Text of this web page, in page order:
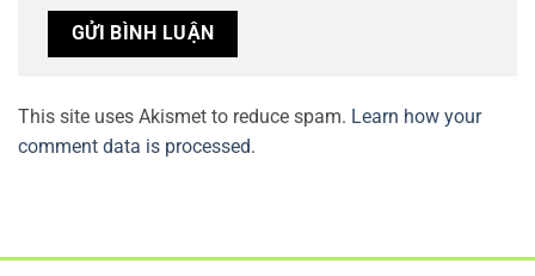
This site uses Akismet to reduce spam. Learn how your
comment data is processed.